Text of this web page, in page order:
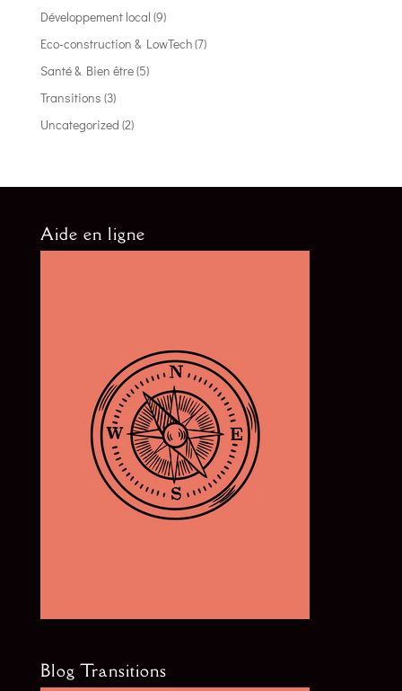
Développement local (9)
Eco-construction & LowTech(7)
Santé & Bien être(5)
Transitions (3)
Uncategorized (2)
Aide en ligne
Blog Transitions